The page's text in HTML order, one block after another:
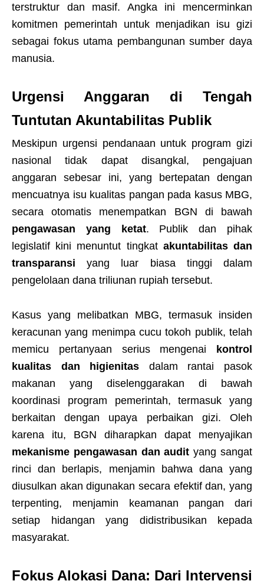
terstruktur dan masif. Angka ini mencerminkan
komitmen pemerintah untuk menjadikan isu gizi
sebagai fokus utama pembangunan sumber daya
manusia.
Urgensi Anggaran di Tengah
Tuntutan Akuntabilitas Publik
Meskipun urgensi pendanaan untuk program gizi
nasional tidak dapat disangkal, pengajuan
anggaran sebesar ini, yang bertepatan dengan
mencuatnya isu kualitas pangan pada kasus MBG,
secara otomatis menempatkan BGN di bawah
pengawasan yang ketat. Publik dan pihak
legislatif kini menuntut tingkat akuntabilitas dan
transparansi yang luar biasa tinggi dalam
pengelolaan dana triliunan rupiah tersebut.
Kasus yang melibatkan MBG, termasuk insiden
keracunan yang menimpa cucu tokoh publik, telah
memicu pertanyaan serius mengenai kontrol
kualitas dan higienitas dalam rantai pasok
makanan yang diselenggarakan di bawah
koordinasi program pemerintah, termasuk yang
berkaitan dengan upaya perbaikan gizi. Oleh
karena itu, BGN diharapkan dapat menyajikan
mekanisme pengawasan dan audit yang sangat
rinci dan berlapis, menjamin bahwa dana yang
diusulkan akan digunakan secara efektif dan, yang
terpenting, menjamin keamanan pangan dari
setiap hidangan yang didistribusikan kepada
masyarakat.
Fokus Alokasi Dana: Dari Intervensi